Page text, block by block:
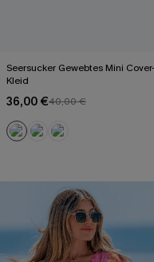
Seersucker Gewebtes Mini
Kleid
36,00 €40,00 €